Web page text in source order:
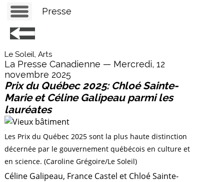
Le Soleil, Arts
La Presse Canadienne — Mercredi, 12
novembre 2025
Prix du Québec 2025: Chloé Sainte-
Marie et Céline Galipeau parmi les
lauréates
Les Prix du Québec 2025 sont la plus haute distinction
décernée par le gouvernement québécois en culture et
en science. (Caroline Grégoire/Le Soleil)
Céline Galipeau, France Castel et Chloé Sainte-
Presse